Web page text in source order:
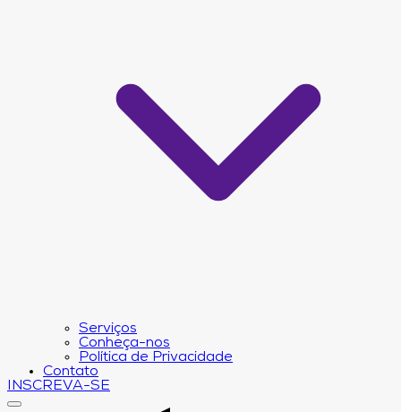
Serviços
Conheça-nos
Política de Privacidade
Contato
INSCREVA-SE